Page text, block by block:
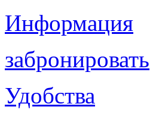
Информация
забронировать
Удобства